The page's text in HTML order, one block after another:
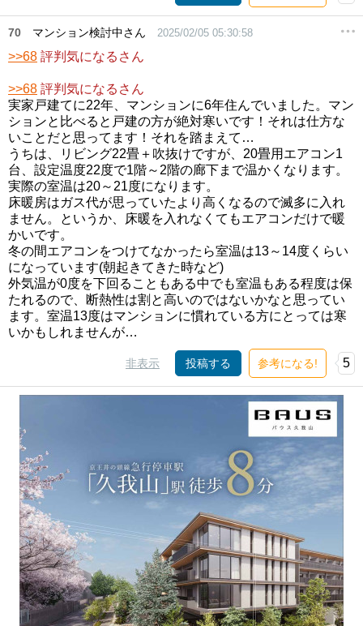
70 マンション検討中さん 2025/02/05 05:30:58
>>68 評判気になるさん
>>68 評判気になるさん
実家戸建てに22年、マンションに6年住んでいました。マン
ションと比べると戸建の方が絶対寒いです！それは仕方な
いことだと思ってます！それを踏まえて…
うちは、リビング22畳＋吹抜けですが、20畳用エアコン1
台、設定温度22度で1階～2階の廊下まで温かくなります。
実際の室温は20～21度になります。
床暖房はガス代が思っていたより高くなるので滅多に入れ
ません。というか、床暖を入れなくてもエアコンだけで暖
かいです。
冬の間エアコンをつけてなかったら室温は13～14度くらい
になっています(朝起きてきた時など)
外気温が0度を下回ることもある中でも室温もある程度は保
たれるので、断熱性は割と高いのではないかなと思ってい
ます。室温13度はマンションに慣れている方にとっては寒
いかもしれませんが…
非表示 投稿する 参考になる! 5